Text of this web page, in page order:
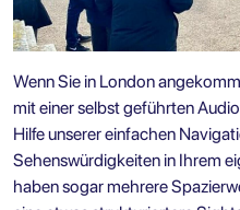
Wenn Sie in London
miteiner selbst geführten
Hilfe unserer einfachen
Sehenswürdigkeiten in Ihrem
haben sogar mehrere